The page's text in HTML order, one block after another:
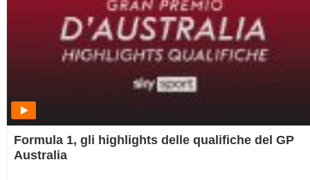
Formula 1, gli highlights delle qualifiche del GP
Australia